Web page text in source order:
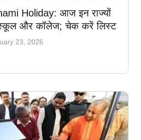
Holiday: आज इन राज्यों
और कॉलेज; चेक करें लिस्ट
23, 2026